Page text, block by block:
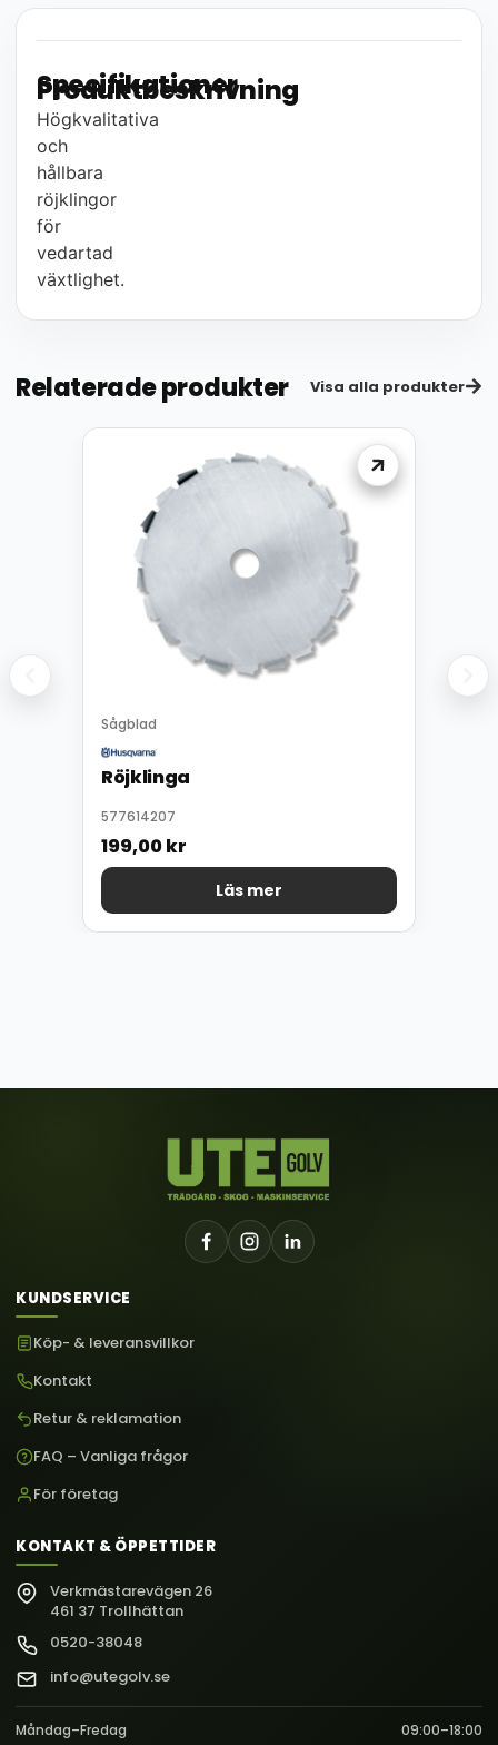
Produktbeskrivning
Högkvalitativa
och
hållbara
röjklingor
för
vedartad
växtlighet.
Specifikationer
Relaterade produkter Visa alla produkter
Sågblad
Röjklinga
577614207
199,00kr
Läs mer
KUNDSERVICE
Köp- & leveransvillkor
Kontakt
Retur & reklamation
FAQ – Vanliga frågor
För företag
KONTAKT & ÖPPETTIDER
Verkmästarevägen 26
461 37 Trollhättan
0520-38048
info@utegolv.se
Måndag–Fredag
09:00–18:00